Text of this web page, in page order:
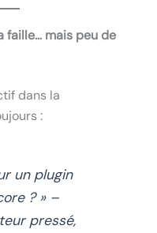
faille… mais peu de
dans la
:
un plugin
? » –
pressé,